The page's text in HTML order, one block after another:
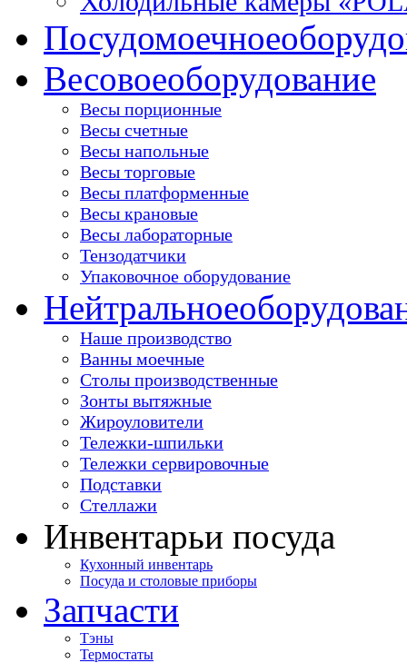
Посудомоечное
Весовоеоборудование
Весы порционные
Весы счетные
Весы напольные
Весы торговые
Весы платформенные
Весы крановые
Весы лабораторные
Тензодатчики
Упаковочное оборудование
Нейтральное
Наше производство
Ванны моечные
Столы производственные
Зонты вытяжные
Жироуловители
Тележки-шпильки
Тележки сервировочные
Подставки
Стеллажи
Инвентарьи посуда
Кухонный инвентарь
Посуда и столовые приборы
Запчасти
Тэны
Термостаты